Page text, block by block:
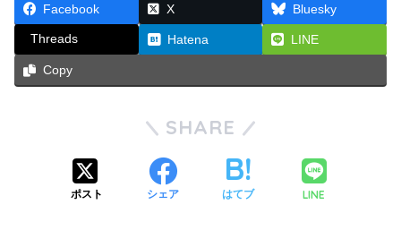
Facebook X Bluesky
Threads Hatena LINE
Copy
SHARE
ポスト シェア はてブ LINE